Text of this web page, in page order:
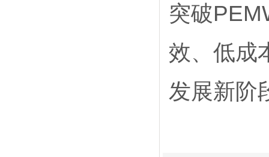
突破
效、低成
发展新阶